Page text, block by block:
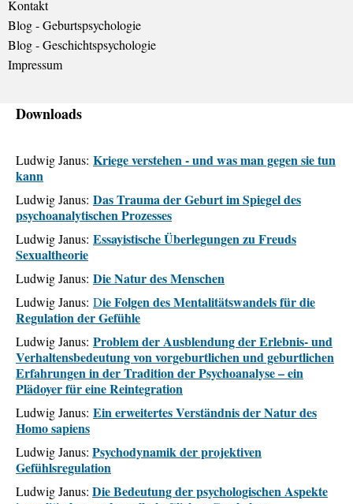
Kontakt
Blog - Geburtspsychologie
Blog - Geschichtspsychologie
Impressum
Downloads
Ludwig Janus: Kriege verstehen - und was man gegen sie tun
kann
Ludwig Janus: Das Trauma der Geburt im Spiegel des
psychoanalytischen Prozesses
Ludwig Janus: Essayistische Überlegungen zu Freuds
Sexualtheorie
Ludwig Janus: Die Natur des Menschen
Ludwig Janus: Die Folgen des Mentalitätswandels für die
Regulation der Gefühle
Ludwig Janus: Problem der Ausblendung der Erlebnis- und
Verhaltensbedeutung von vorgeburtlichen und geburtlichen
Erfahrungen in der Tradition der Psychoanalyse – ein
Plädoyer für eine Reintegration
Ludwig Janus: Ein erweitertes Verständnis der Natur des
Homo sapiens
Ludwig Janus: Psychodynamik der projektiven
Gefühlsregulation
Ludwig Janus: Die Bedeutung der psychologischen Aspekte